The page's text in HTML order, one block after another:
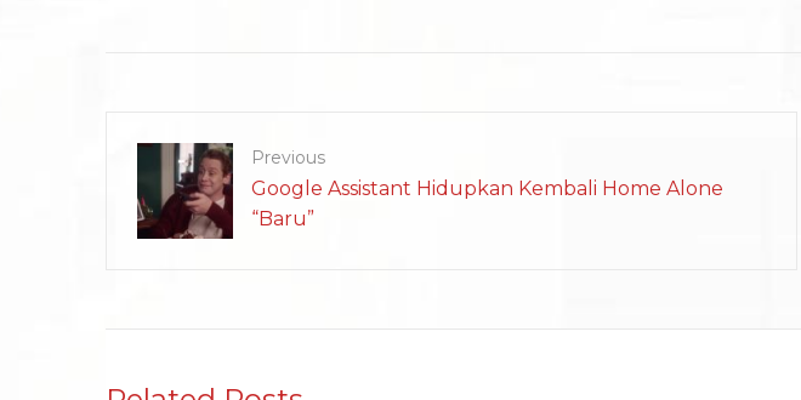
Previous
Google Assistant Hidupkan Kembali Home Alone
“Baru”